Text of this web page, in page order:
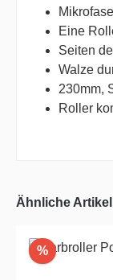
Eine
Seiten
Walze
230mm,
Roller
Ähnliche Artikel
%Rabatt